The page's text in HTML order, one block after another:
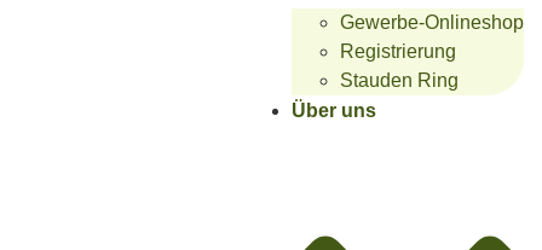
Gewerbe-Onlineshop
Registrierung
Stauden Ring
Über uns